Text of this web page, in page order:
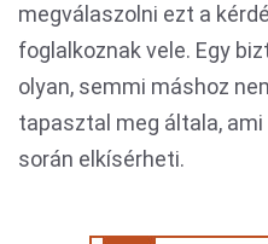
megválaszolni ezt a
foglalkoznak vele. Egy
olyan, semmi máshoz
tapasztal meg általa,
során elkísérheti.